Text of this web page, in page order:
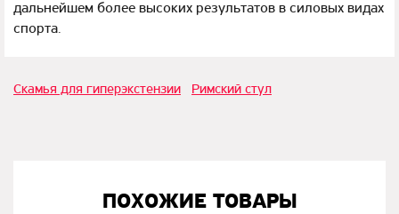
дальнейшем более высоких результатов в силовых видах
спорта.
Скамья для гиперэкстензии Римский стул
ПОХОЖИЕ ТОВАРЫ